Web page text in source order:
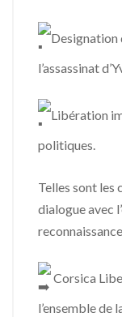
Designation
l’assassinat
Libération
politiques.
Telles sont les
dialogue avec
Corsica
l’ensemble de